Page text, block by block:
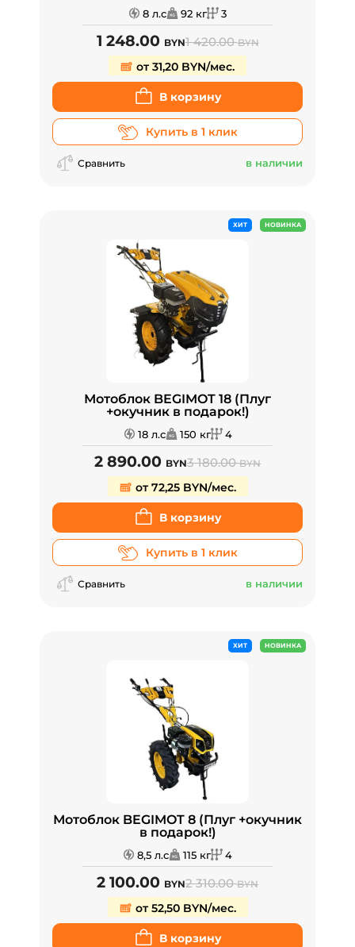
8 л.с 92 кг 3
1 248.00 BYN1 420.00BYN
от 31,20 BYN/мес.
В корзину
Купить в 1 клик
Сравнить в наличии
ХИТ НОВИНКА
Мотоблок BEGIMOT 18 (Плуг
+окучник в подарок!)
18 л.с 150 кг 4
2 890.00 BYN3 180.00BYN
от 72,25 BYN/мес.
В корзину
Купить в 1 клик
Сравнить в наличии
ХИТ НОВИНКА
Мотоблок BEGIMOT 8 (Плуг +окучник
в подарок!)
8,5 л.с 115 кг 4
2 100.00 BYN2 310.00BYN
от 52,50 BYN/мес.
В корзину